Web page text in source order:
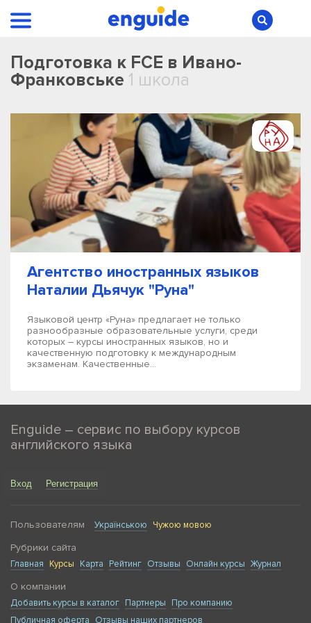
Подготовка к FCE в Ивано-
Франковське 1 школа
Агентство иностранных языков
Наталии Дьячук "Руна"
Языковой центр «Руна» предлагает не только
разнообразные образовательные услуги, среди
которых – курсы иностранных языков, но и
качественную подготовку к международным
экзаменам. Качественные...
Enguide – сервис по выбору курсов
английского языка
Вход Регистрация
Пользователям Українською Чужою мовою
Рубрики сайта
Главная Курсы Карта Рейтинг Отзывы Онлайн курсы Журнал
О компании
Добавить курсы в каталог Партнеры
Про компанию
Публичная оферта
Отзывы наших партнеров